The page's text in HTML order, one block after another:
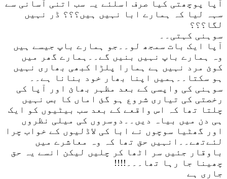
آپا پوچھتی کیا صرف اسلئے یہ سب اتنی آسانی سے
سہہ لیا کہ ہمارے ابا نہیں ہیں؟؟؟ ڈر نہیں
لگا؟؟؟
سوہنی کہتی۔۔
آپا ایک بات سمجھ لو۔۔جو ہمارے باپ جیسے ہیں
وہ ہمارے باپ نہیں بنیں گے۔۔ہمارے گھر میں
کوئ مرد نہیں ہے ہمارا پلڑا کبھی بھاری نہیں
ہو سکتا۔۔ہمیں اپنا بھار خود بنانا ہے۔۔
سوہنی کی واپسی کے بعد مظہر بھائ اور آپا کی
رخصتی کی تیاری شروع ہو گئ اماں کا بس نہیں
چلتا تھا کہ اس واقعے کے بعد سب بیٹیوں کو ایک
ہی دن میں بیاہ دیں۔۔دوسروں کی میلی نظروں
اور گھٹیا سوچوں نے ابا کی لاڈلیوں کے خواب چرا
لئےتھے۔۔انہیں حق تھا کہ وہ معاشرے میں
باوقار جئیں سر اٹھا کر چلیں لیکن انسے یہ حق
چھینا جا رہا تھا۔۔۔!!!!
جاری ہے